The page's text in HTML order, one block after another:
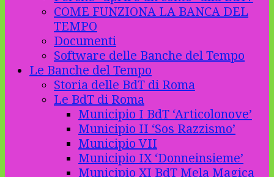
COME FUNZIONA LA BANCA DEL
TEMPO
Documenti
Software delle Banche del Tempo
Le Banche del Tempo
Storia delle BdT di Roma
Le BdT di Roma
Municipio I BdT ‘Articolonove’
Municipio II ‘Sos Razzismo’
Municipio VII
Municipio IX ‘Donneinsieme’
Municipio XI BdT Mela Magica